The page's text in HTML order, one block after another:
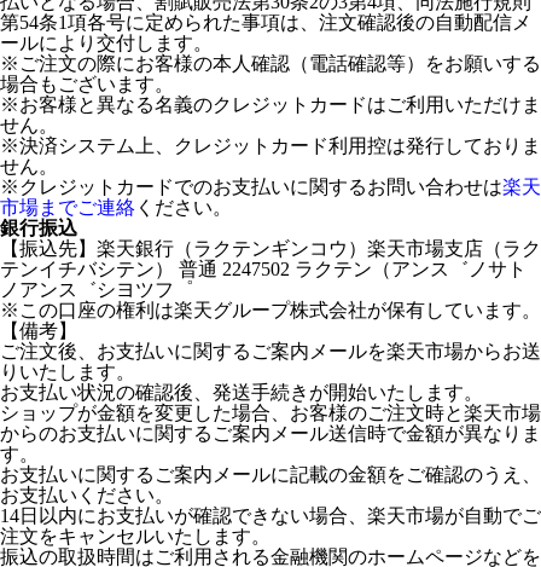
第54条1項各号に定められた事項は、注文確認後の自動配信メ
ールにより交付します。
※ご注文の際にお客様の本人確認（電話確認等）をお願いする
場合もございます。
※お客様と異なる名義のクレジットカードはご利用いただけま
せん。
※決済システム上、クレジットカード利用控は発行しておりま
せん。
※クレジットカードでのお支払いに関するお問い合わせは楽天
市場までご連絡 ください。
銀行振込
【振込先】楽天銀行（ラクテンギンコウ）楽天市場支店（ラク
テンイチバシテン） 普通 2247502 ラクテン（アンス゛ノサト
ノアンス゛シヨツフ゜
※この口座の権利は楽天グループ株式会社が保有しています。
【備考】
ご注文後、お支払いに関するご案内メールを楽天市場からお送
りいたします。
お支払い状況の確認後、発送手続きが開始いたします。
ショップが金額を変更した場合、お客様のご注文時と楽天市場
からのお支払いに関するご案内メール送信時で金額が異なりま
す。
お支払いに関するご案内メールに記載の金額をご確認のうえ、
お支払いください。
14日以内にお支払いが確認できない場合、楽天市場が自動でご
注文をキャンセルいたします。
振込の取扱時間はご利用される金融機関のホームページなどを